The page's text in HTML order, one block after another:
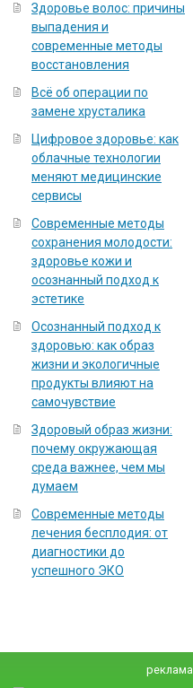
Здоровье волос: причины
выпадения и
современные методы
восстановления
Всё об операции по
замене хрусталика
Цифровое здоровье: как
облачные технологии
меняют медицинские
сервисы
Современные методы
сохранения молодости:
здоровье кожи и
осознанный подход к
эстетике
Осознанный подход к
здоровью: как образ
жизни и экологичные
продукты влияют на
самочувствие
Здоровый образ жизни:
почему окружающая
среда важнее, чем мы
думаем
Современные методы
лечения бесплодия: от
диагностики до
успешного ЭКО
реклама